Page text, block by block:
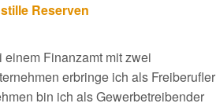
Reserven
Finanzamt mit zwei
erbringe ich als Freiberufler
bin ich als Gewerbetreibender